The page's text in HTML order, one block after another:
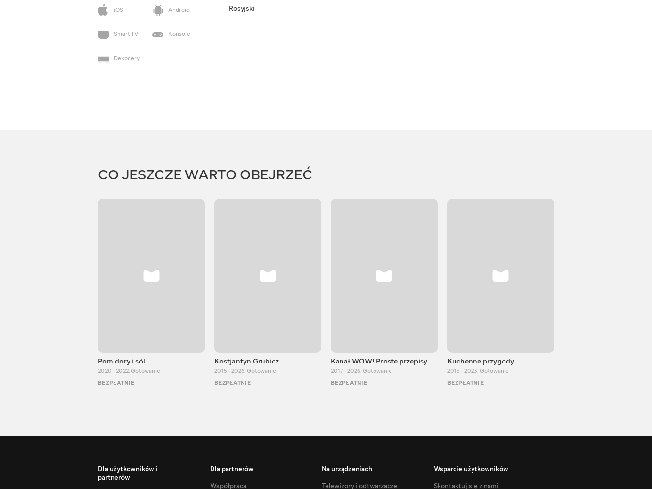
iOS
Android
Smart TV Konsole
Dekodery
Rosyjski
CO JESZCZE WARTO OBEJRZEĆ
Pomidory i sól
2020 - 2022, Gotowanie
BEZPŁATNIE
Kostjantyn Grubicz
2015 - 2026, Gotowanie
BEZPŁATNIE
Kanał WOW! Proste przepisy
2017 - 2026, Gotowanie
BEZPŁATNIE
Kuchenne przygody
2015 - 2023, Gotowanie
BEZPŁATNIE
Dla użytkowników i
partnerów
Dla partnerów
Współpraca
Na urządzeniach
Telewizory i odtwarzacze
Wsparcie użytkowników
Skontaktuj się z nami